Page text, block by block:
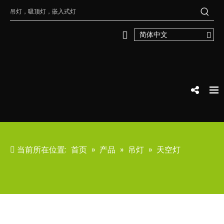
简体中文
当前所在位置: 首页 » 产品 » 吊灯 » 天空灯